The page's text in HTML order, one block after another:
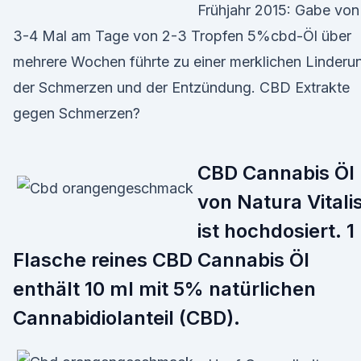
Frühjahr 2015: Gabe von
3-4 Mal am Tage von 2-3 Tropfen 5%cbd-Öl über
mehrere Wochen führte zu einer merklichen
der Schmerzen und der Entzündung. CBD Extrakte
gegen Schmerzen?
CBD Cannabis Öl
von Natura
ist hochdosiert. 1
Flasche reines CBD Cannabis Öl
enthält 10 ml mit 5% natürlichen
Cannabidiolanteil (CBD).